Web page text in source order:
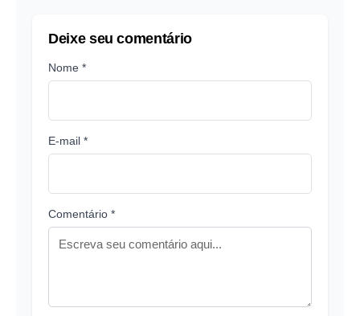
Deixe seu comentário
Nome *
E-mail *
Comentário *